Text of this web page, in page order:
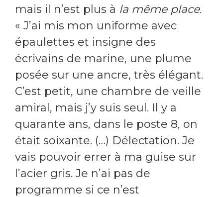
mais il n’est plus à la même place.
« J’ai mis mon uniforme avec
épaulettes et insigne des
écrivains de marine, une plume
posée sur une ancre, très élégant.
C’est petit, une chambre de veille
amiral, mais j’y suis seul. Il y a
quarante ans, dans le poste 8, on
était soixante. (…) Délectation. Je
vais pouvoir errer à ma guise sur
l’acier gris. Je n’ai pas de
programme si ce n’est